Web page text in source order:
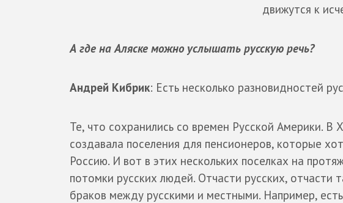
движутся к
А где на Аляске можно услышать русскую речь?
Андрей Кибрик: Есть несколько разновидностей
Те, что сохранились со времен Русской Америки. В
создавала поселения для пенсионеров, которые
Россию. И вот в этих нескольких поселках на
потомки русских людей. Отчасти русских, отчасти
браков между русскими и местными. Например,